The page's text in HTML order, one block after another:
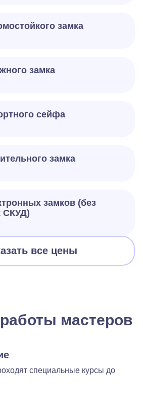
замка
замка
сейфа
замка
замков (без
СКУД)
все цены
мастеров
специальные курсы до